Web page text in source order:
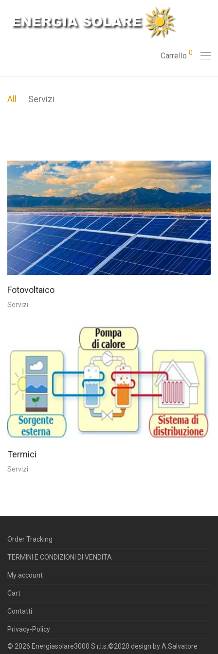
Carrello 0
All Servizi
Fotovoltaico
Servizi
Termici
Servizi
Order Tracking
TERMINI E CONDIZIONI DI VENDITA
My account
Cart
Contatti
Privacy-Policy
© 2026 Energiasolare3000 S.r.l.s.©2020 design by A.Salvatore